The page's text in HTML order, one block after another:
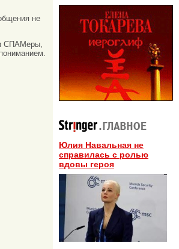
не
СПАМеры,
Юлия Навальная не
справилась с ролью
вдовы героя